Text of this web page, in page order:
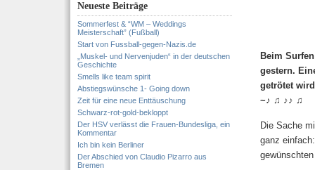
Neueste Beiträge
Sommerfest & “WM – Weddings
Meisterschaft” (Fußball)
Start von Fussball-gegen-Nazis.de
„Muskel- und Nervenjuden“ in der deutschen
Geschichte
Smells like team spirit
Abstiegswünsche 1- Going down
Zeit für eine neue Enttäuschung
Schwarz-rot-gold-bekloppt
Der HSV verlässt die Frauen-Bundesliga, ein
Kommentar
Ich bin kein Berliner
Der Abschied von Claudio Pizarro aus
Bremen
Beim
gestern.
getrötet
~♪ ♫ ♪♪ ♫
Die Sache
ganz